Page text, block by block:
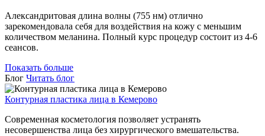
Александритовая длина волны (755 нм) отлично
зарекомендовала себя для воздействия на кожу с меньшим
количеством меланина. Полный курс процедур состоит из 4-6
сеансов.
Показать больше
Блог Читать блог
Контурная пластика лица в Кемерово
Современная косметология позволяет устранять
несовершенства лица без хирургического вмешательства.